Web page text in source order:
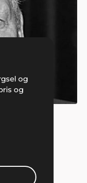
og
og